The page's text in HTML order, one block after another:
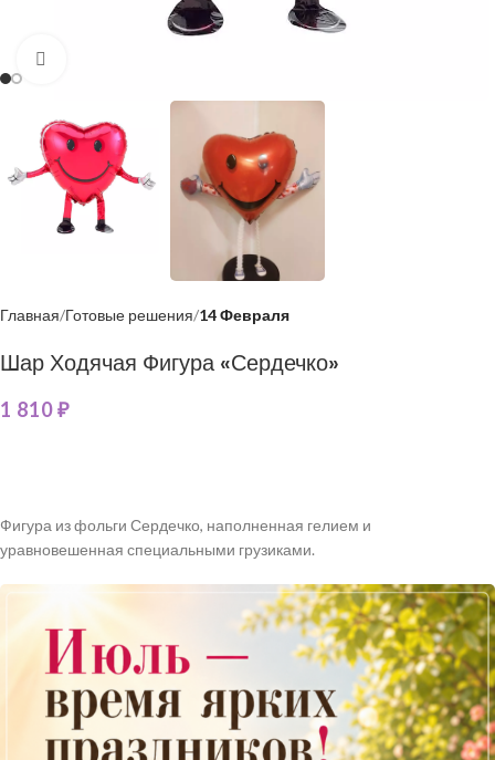
Главная Готовые решения 14 Февраля
Шар Ходячая Фигура «Сердечко»
1 810₽
Фигура из фольги Сердечко, наполненная гелием и
уравновешенная специальными грузиками.